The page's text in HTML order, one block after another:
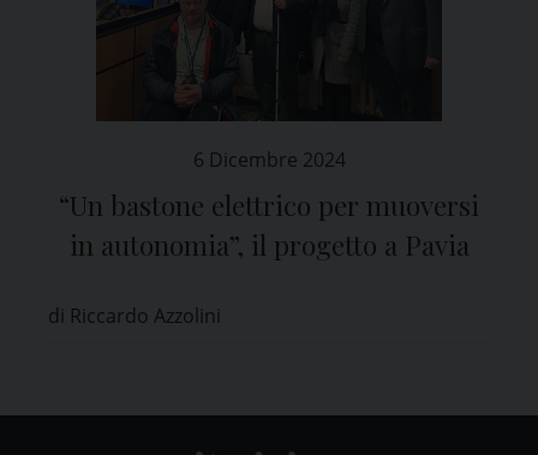
6 Dicembre 2024
“Un bastone elettrico per muoversi
in autonomia”, il progetto a Pavia
di Riccardo Azzolini